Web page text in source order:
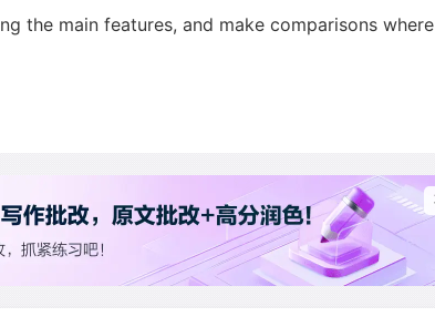
the main features, and make comparisons where